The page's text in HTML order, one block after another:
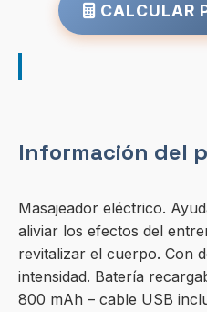
CALCULAR
Información del
Masajeador eléctrico.
aliviar los efectos del
revitalizar el cuerpo. Con
intensidad. Batería
800 mAh – cable USB